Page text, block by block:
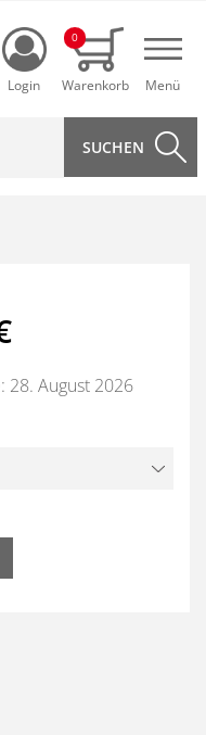
Login
0
28. August 2026